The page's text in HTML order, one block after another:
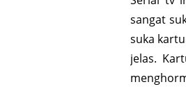
sangat
suka
jelas.